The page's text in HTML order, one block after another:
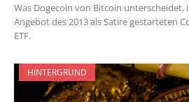
Was Dogecoin von Bitcoin unterscheidet,
Angebot des 2013 als Satire gestarteten
ETF.
HINTERGRUND